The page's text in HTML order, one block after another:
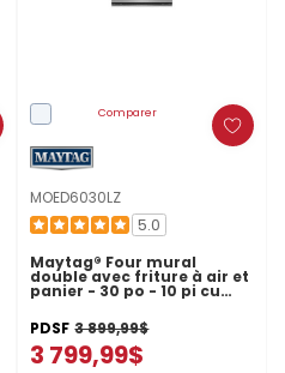
Comparer
MOED6030LZ
5.0
Maytag® Four mural
double avec friture à air et
panier - 30 po - 10 pi cu
MOED6030LZ
PDSF 3 899,99$
3 799,99$